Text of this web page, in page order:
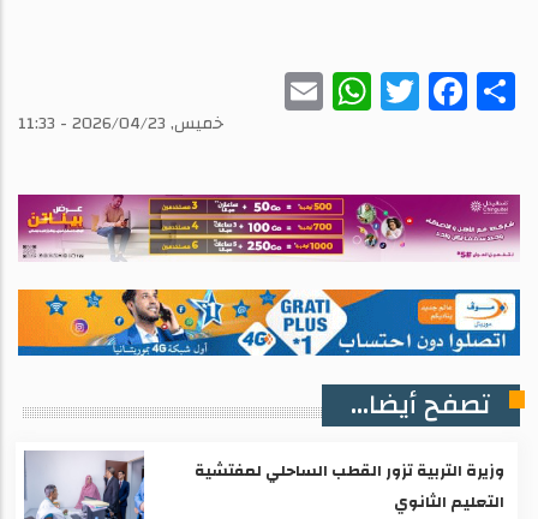
Share
Facebook
Twitter
WhatsAppخميس, 2026/04/23 - 11:33
تصفح أيضا...
وزيرة التربية تزور القطب الساحلي لمفتشية
التعليم الثانوي